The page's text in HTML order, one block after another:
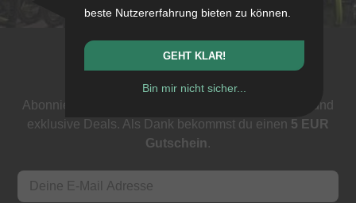
Newsletter
Abonniere unseren Newsletter: Events, BMX News und
exklusive Deals. Als Dank bekommst du einen 5 EUR
Gutschein.
beste Nutzererfahrung bieten zu können.
GEHT KLAR!
Bin mir nicht sicher...